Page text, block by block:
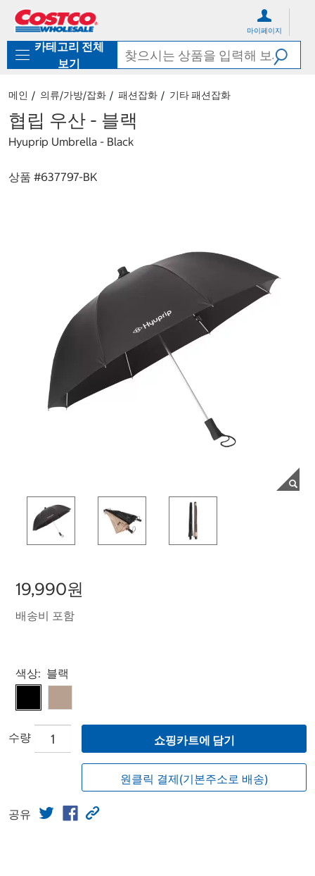
로
기
가
마이페이지
카테고리 전체
보기
메인 의류/가방/잡화 패션잡화 기타 패션잡화
협립 우산 - 블랙
Hyuprip Umbrella - Black
상품 #637797-BK
19,990원
배송비 포함
Select product
색상: 블랙
수량 쇼핑카트에 담기
원클릭 결제(기본주소로 배송)
공유